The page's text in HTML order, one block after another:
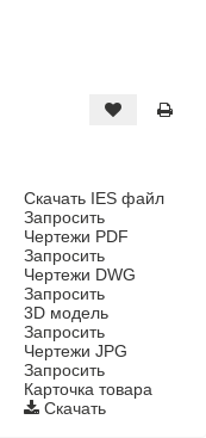
Скачать IES файл
Запросить
Чертежи PDF
Запросить
Чертежи DWG
Запросить
3D модель
Запросить
Чертежи JPG
Запросить
Карточка товара
Скачать